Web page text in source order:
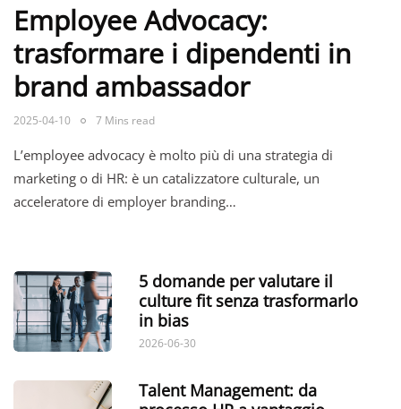
Employee Advocacy:
trasformare i dipendenti in
brand ambassador
2025-04-10 7 Mins read
L’employee advocacy è molto più di una strategia di
marketing o di HR: è un catalizzatore culturale, un
acceleratore di employer branding…
5 domande per valutare il
culture fit senza trasformarlo
in bias
2026-06-30
Talent Management: da